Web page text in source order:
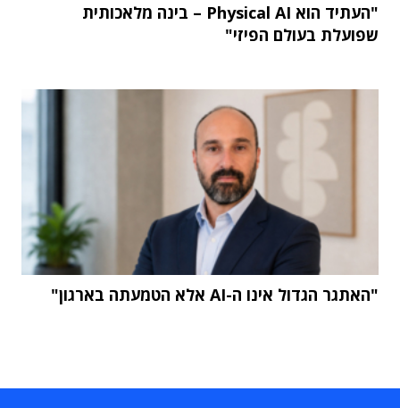
"העתיד הוא Physical AI – בינה מלאכותית
שפועלת בעולם הפיזי"
"האתגר הגדול אינו ה-AI אלא הטמעתה בארגון"